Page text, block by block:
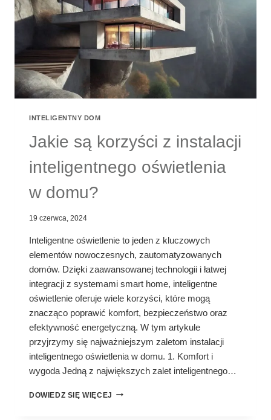
INTELIGENTNY DOM
Jakie są korzyści z instalacji
inteligentnego oświetlenia
w domu?
19 czerwca, 2024
Inteligentne oświetlenie to jeden z kluczowych
elementów nowoczesnych, zautomatyzowanych
domów. Dzięki zaawansowanej technologii i łatwej
integracji z systemami smart home, inteligentne
oświetlenie oferuje wiele korzyści, które mogą
znacząco poprawić komfort, bezpieczeństwo oraz
efektywność energetyczną. W tym artykule
przyjrzymy się najważniejszym zaletom instalacji
inteligentnego oświetlenia w domu. 1. Komfort i
wygoda Jedną z największych zalet inteligentnego…
DOWIEDZ SIĘ WIĘCEJ JAKIE